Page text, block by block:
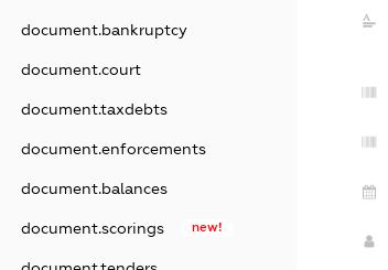
document.bankruptcy
document.court
document.taxdebts
document.enforcements
document.balances
document.scorings new!